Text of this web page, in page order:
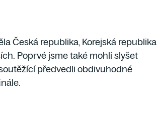
Česká republika, Korejská republika
Poprvé jsme také mohli slyšet
předvedli obdivuhodné